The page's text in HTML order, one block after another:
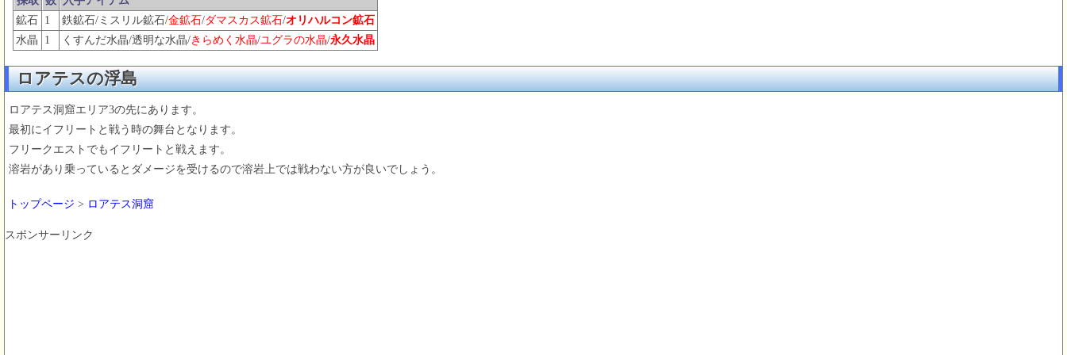
鉱石
1 鉄鉱石/ミスリル鉱石/金鉱石/ダマスカス鉱石/オリハルコン鉱石
水晶
1 くすんだ水晶/透明な水晶/きらめく水晶/ユグラの水晶/永久水晶
ロアテスの浮島
ロアテス洞窟エリア3の先にあります。
最初にイフリートと戦う時の舞台となります。
フリークエストでもイフリートと戦えます。
溶岩があり乗っているとダメージを受けるので溶岩上では戦わない方が良いでしょう。
トップページ > ロアテス洞窟
スポンサーリンク